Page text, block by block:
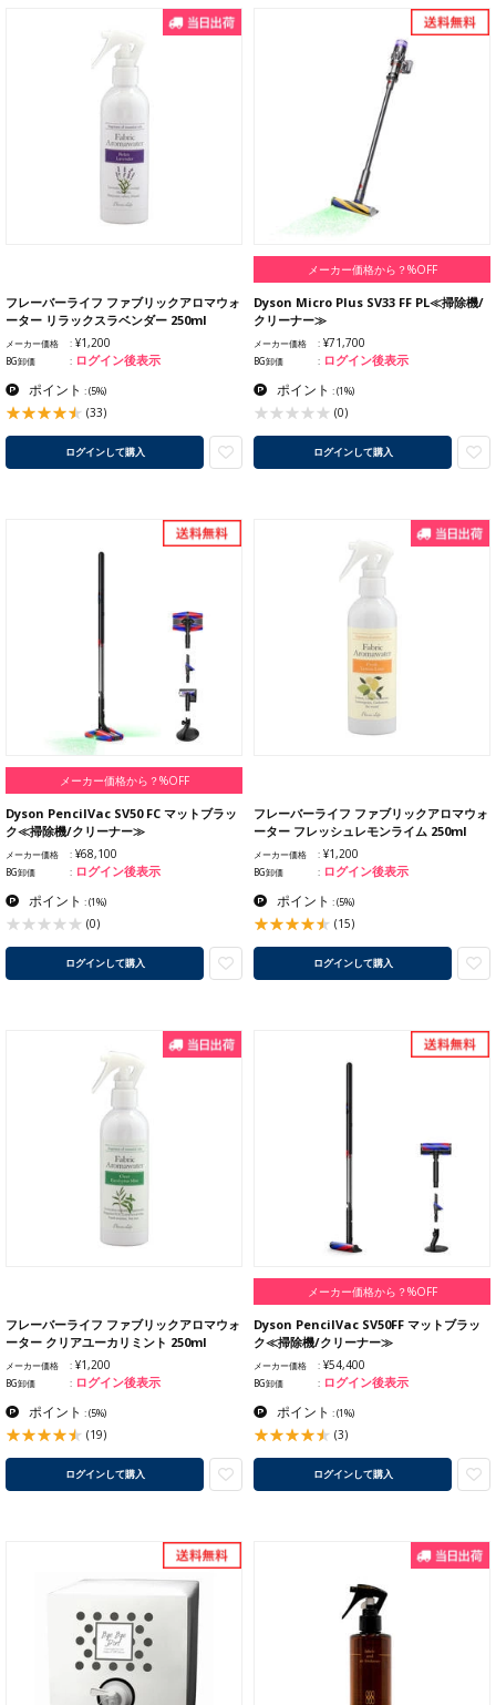
フレーバーライフ ファブリックアロマウォ
ーター リラックスラベンダー 250ml
メーカー価格 ¥1,200
BG卸価 ログイン後表示
ポイント :(5%)
(33)
ログインして購入
メーカー価格から？%OFF
Dyson Micro Plus SV33 FF PL≪掃除機/
クリーナー≫
メーカー価格 ¥71,700
BG卸価 ログイン後表示
ポイント :(1%)
(0)
ログインして購入
メーカー価格から？%OFF
Dyson PencilVac SV50 FC マットブラッ
ク≪掃除機/クリーナー≫
メーカー価格 ¥68,100
BG卸価 ログイン後表示
ポイント :(1%)
(0)
ログインして購入
フレーバーライフ ファブリックアロマウォ
ーター フレッシュレモンライム 250ml
メーカー価格 ¥1,200
BG卸価 ログイン後表示
ポイント :(5%)
(15)
ログインして購入
フレーバーライフ ファブリックアロマウォ
ーター クリアユーカリミント 250ml
メーカー価格 ¥1,200
BG卸価 ログイン後表示
ポイント :(5%)
(19)
ログインして購入
メーカー価格から？%OFF
Dyson PencilVac SV50FF マットブラッ
ク≪掃除機/クリーナー≫
メーカー価格 ¥54,400
BG卸価 ログイン後表示
ポイント :(1%)
(3)
ログインして購入